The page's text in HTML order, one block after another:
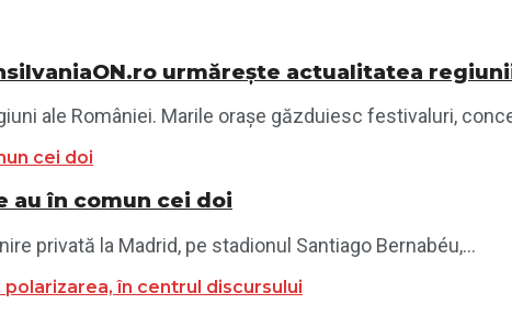
urmărește actualitatea
ale României. Marile orașe găzduiesc festivaluri,
au în comun cei doi
privată la Madrid, pe stadionul Santiago Bernabéu,...